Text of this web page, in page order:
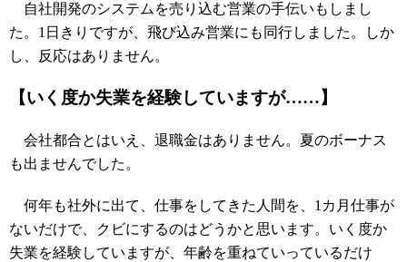
自社開発のシステムを売り込む営業の手伝いもしまし
た。1日きりですが、飛び込み営業にも同行しました。しか
し、反応はありません。
【いく度か失業を経験していますが……】
会社都合とはいえ、退職金はありません。夏のボーナス
も出ませんでした。
何年も社外に出て、仕事をしてきた人間を、1カ月仕事が
ないだけで、クビにするのはどうかと思います。いく度か
失業を経験していますが、年齢を重ねていっているだけ